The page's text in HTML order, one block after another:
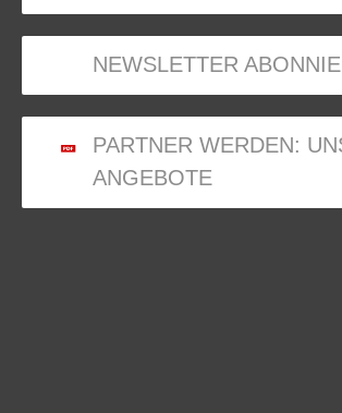
NEWSLETTER
PARTNER WERDEN:
ANGEBOTE